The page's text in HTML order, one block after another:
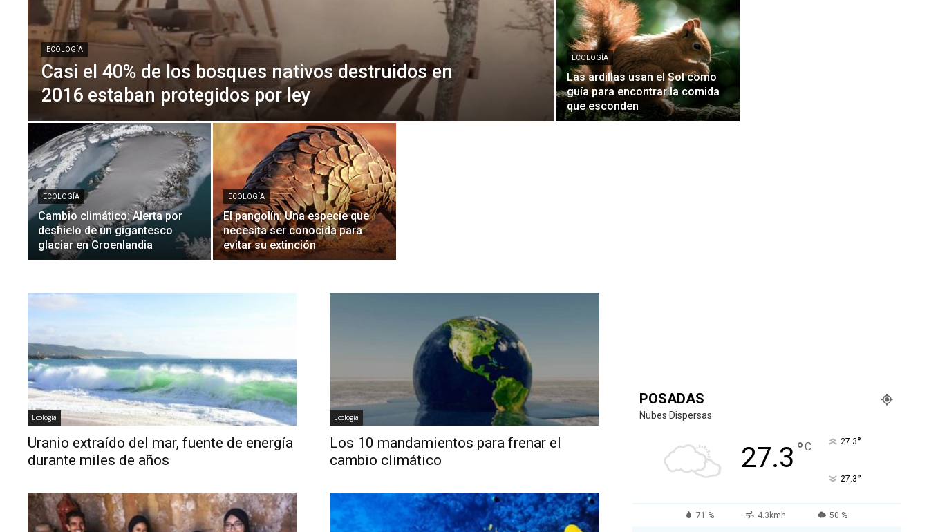
ECOLOGÍA
Casi el 40% de los bosques nativos destruidos en
2016 estaban protegidos por ley
ECOLOGÍA
Las ardillas usan el Sol como
guía para encontrar la comida
que esconden
ECOLOGÍA
Cambio climático: Alerta por
deshielo de un gigantesco
glaciar en Groenlandia
ECOLOGÍA
El pangolín: Una especie que
necesita ser conocida para
evitar su extinción
Ecología
Uranio extraído del mar, fuente de energía
durante miles de años
Ecología
Los 10 mandamientos para frenar el
cambio climático
POSADAS
Nubes Dispersas
27.3 °C 27.3°
27.3°
71 % 4.3kmh 50 %